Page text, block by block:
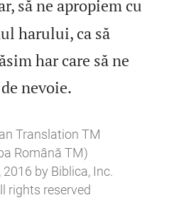
să ne apropiem cu
harului, ca să
har care să ne
nevoie.
Translation TM
Română TM)
by Biblica, Inc.
rights reserved